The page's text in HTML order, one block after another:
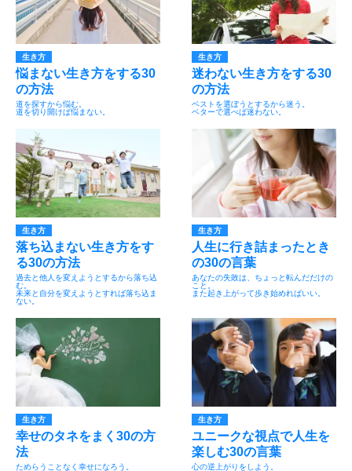
生き方
悩まない生き方をする30
の方法
道を探すから悩む。
道を切り開けば悩まない。
生き方
迷わない生き方をする30
の方法
ベストを選ぼうとするから迷う。
ベターで選べば迷わない。
生き方
落ち込まない生き方をす
る30の方法
過去と他人を変えようとするから落ち込
む。
未来と自分を変えようとすれば落ち込ま
ない。
生き方
人生に行き詰まったとき
の30の言葉
あなたの失敗は、ちょっと転んだだけの
こと。
また起き上がって歩き始めればいい。
生き方
幸せのタネをまく30の方
法
ためらうことなく幸せになろう。
生き方
ユニークな視点で人生を
楽しむ30の言葉
心の逆上がりをしよう。